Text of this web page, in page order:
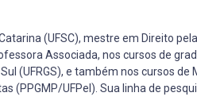
(UFSC), mestre em Direito
Associada, nos cursos de
(UFRGS), e também nos cursos
(PPGMP/UFPel). Sua linha de